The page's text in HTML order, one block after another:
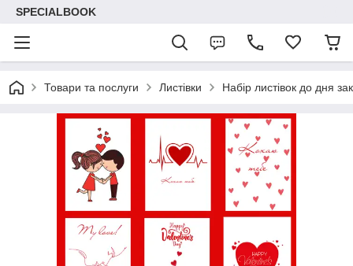
SPECIALBOOK
Товари та послуги Листівки Набір листівок до дня